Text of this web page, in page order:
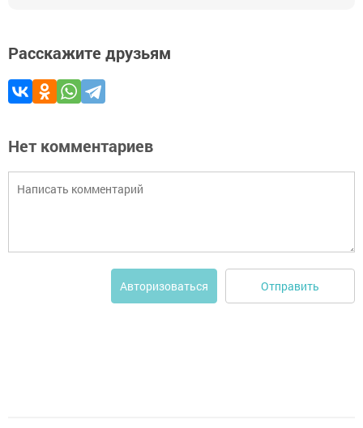
Расскажите друзьям
Нет комментариев
Авторизоваться Отправить